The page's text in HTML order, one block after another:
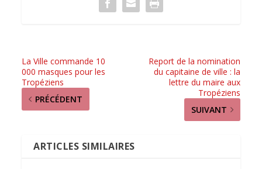
La Ville commande 10
000 masques pour les
Tropéziens
PRÉCÉDENT
Report de la nomination
du capitaine de ville : la
lettre du maire aux
Tropéziens
SUIVANT
ARTICLES SIMILAIRES